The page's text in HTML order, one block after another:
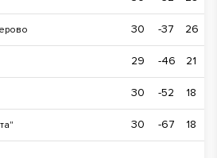
30 -37 26
29 -46 21
30 -52 18
30 -67 18